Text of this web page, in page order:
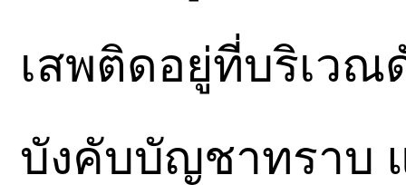
เสพติดอยู่ที่บริเวณ
บังคับบัญชาทราบ